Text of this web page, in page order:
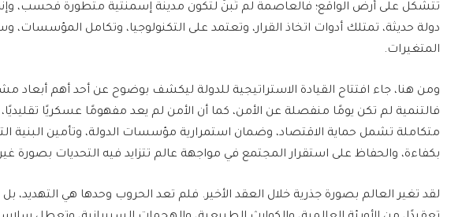
تتشكل على أرض الواقع؛ فالعاصمة لم تُبنَ لتكون مدينة إسمنتية متطورة فحسب،
دولة حديثة، تمتلك أدوات اتخاذ القرار، وتعتمد على التكنولوجيا، وتكامل المؤسسات،
المتغيرات.
ومن هنا، جاء افتتاح القيادة الاستراتيجية للدولة ليكشف بوضوح عن أحد أهم أبعاد
فالتنمية لم تكن يومًا منفصلة عن الأمن، كما أن الأمن لم يعد مفهومًا عسكريًا
متكاملة تشمل حماية الاقتصاد، وضمان استمرارية مؤسسات الدولة، وتأمين البنية
بكفاءة، والحفاظ على استقرار المجتمع في مواجهة عالم تتزايد فيه التحديات بصورة
لقد تغير العالم بصورة جذرية خلال العقد الأخير. فلم تعد الحروب وحدها هي التهديد،